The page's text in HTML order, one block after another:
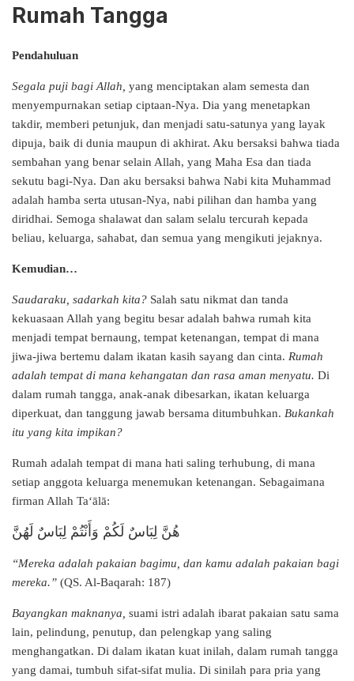
Rumah Tangga
Pendahuluan
Segala puji bagi Allah, yang menciptakan alam semesta dan
menyempurnakan setiap ciptaan-Nya. Dia yang menetapkan
takdir, memberi petunjuk, dan menjadi satu-satunya yang layak
dipuja, baik di dunia maupun di akhirat. Aku bersaksi bahwa tiada
sembahan yang benar selain Allah, yang Maha Esa dan tiada
sekutu bagi-Nya. Dan aku bersaksi bahwa Nabi kita Muhammad
adalah hamba serta utusan-Nya, nabi pilihan dan hamba yang
diridhai. Semoga shalawat dan salam selalu tercurah kepada
beliau, keluarga, sahabat, dan semua yang mengikuti jejaknya.
Kemudian…
Saudaraku, sadarkah kita? Salah satu nikmat dan tanda
kekuasaan Allah yang begitu besar adalah bahwa rumah kita
menjadi tempat bernaung, tempat ketenangan, tempat di mana
jiwa-jiwa bertemu dalam ikatan kasih sayang dan cinta. Rumah
adalah tempat di mana kehangatan dan rasa aman menyatu. Di
dalam rumah tangga, anak-anak dibesarkan, ikatan keluarga
diperkuat, dan tanggung jawab bersama ditumbuhkan. Bukankah
itu yang kita impikan?
Rumah adalah tempat di mana hati saling terhubung, di mana
setiap anggota keluarga menemukan ketenangan. Sebagaimana
firman Allah Ta‘ālā:
هُنَّ لِبَاسٌ لَكُمْ وَأَنْتُمْ لِبَاسٌ لَهُنَّ
“Mereka adalah pakaian bagimu, dan kamu adalah pakaian bagi
mereka.” (QS. Al-Baqarah: 187)
Bayangkan maknanya, suami istri adalah ibarat pakaian satu sama
lain, pelindung, penutup, dan pelengkap yang saling
menghangatkan. Di dalam ikatan kuat inilah, dalam rumah tangga
yang damai, tumbuh sifat-sifat mulia. Di sinilah para pria yang